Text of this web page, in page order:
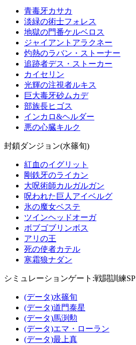
青毒牙カサカ
淡緑の術士フォレス
地獄の門番ケルベロス
ジャイアントアラクネー
灼熱のラバン・ストーナー
追跡者デス・ストーカー
カイセリン
光輝の注視者ルキス
巨大毒牙砂ムカデ
部族長ヒゴス
インカロ&ヘルダー
悪の心臓キルク
封鎖ダンジョン(水篠旬)
紅血のイグリット
剛鉄牙のライカン
大呪術師カルガルガン
呪われた巨人アイベルグ
氷の魔女ベステ
ツインヘッドオーガ
ボブゴブリンボス
アリの王
死の使者カテル
寒霜狼ナダン
シミュレーションゲート:戦闘訓練SP
(データ)水篠旬
(データ)道門泰星
(データ)馬渕勲
(データ)エマ・ローラン
(データ)最上真